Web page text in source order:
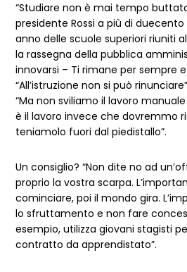
“Studiare non è mai tempo
presidente Rossi a più di duecento
anno delle scuole superiori riuniti al
la rassegna della pubblica
innovarsi – Ti rimane per sempre
“All’istruzione non si può
“Ma non sviliamo il lavoro
è il lavoro invece che dovremmo
teniamolo fuori dal piedistallo”.
Un consiglio? “Non dite no ad
proprio la vostra scarpa.
cominciare, poi il mondo gira.
lo sfruttamento e non fare
esempio, utilizza giovani stagisti
contratto da apprendistato”.